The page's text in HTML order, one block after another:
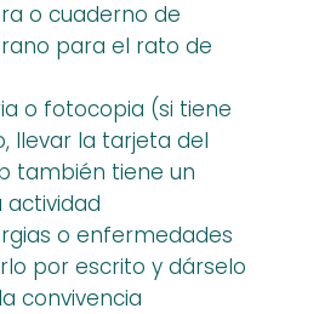
o cuaderno de
para el rato de
o fotocopia (si tiene
llevar la tarjeta del
también tiene un
actividad
o enfermedades
por escrito y dárselo
convivencia